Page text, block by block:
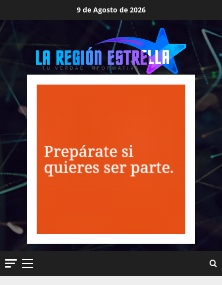
al
contenido
9 de Agosto de 2026
Menú